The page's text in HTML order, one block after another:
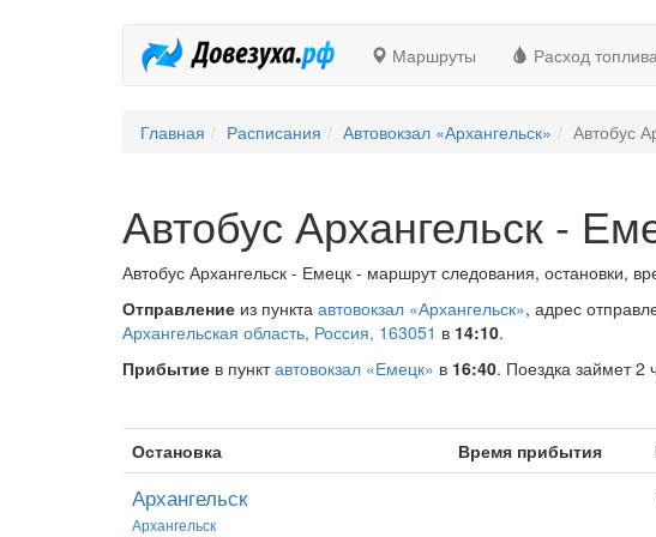
Маршруты Расход
Главная Расписания Автовокзал «Архангельск» Автобус
Автобус Архангельск -
Автобус Архангельск - Емецк - маршрут следования, остановки,
Отправление из пункта автовокзал «Архангельск», адрес
Архангельская область, Россия, 163051 в 14:10.
Прибытие в пунктавтовокзал «Емецк» в 16:40. Поездка займет 2
Остановка Время прибытия
Архангельск
Архангельск